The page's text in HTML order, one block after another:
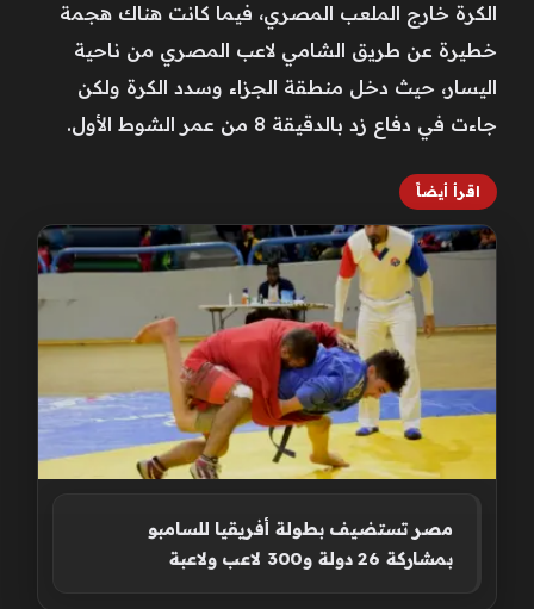
الكرة خارج الملعب المصري، فيما كانت هناك هجمة
خطيرة عن طريق الشامي لاعب المصري من ناحية
اليسار، حيث دخل منطقة الجزاء وسدد الكرة ولكن
جاءت في دفاع زد بالدقيقة 8 من عمر الشوط الأول.
اقرأ أيضاً
مصر تستضيف بطولة أفريقيا للسامبو
بمشاركة 26 دولة و300 لاعب ولاعبة